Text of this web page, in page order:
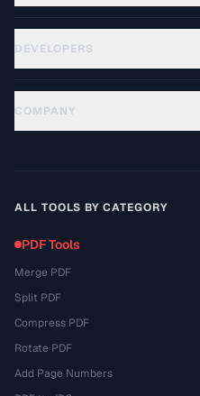
DEVELOPERS
COMPANY
ALL TOOLS BY CATEGORY
PDF Tools
Merge PDF
Split PDF
Compress PDF
Rotate PDF
Add Page Numbers